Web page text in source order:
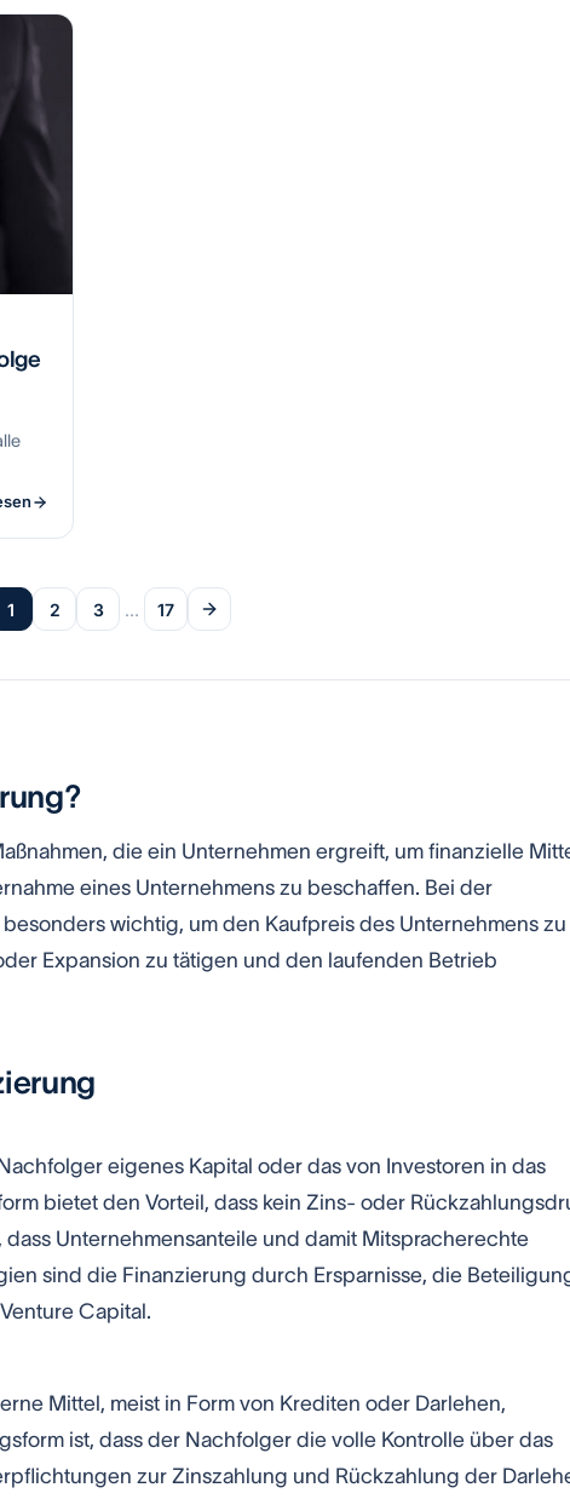
1 2 3 … 17
die ein Unternehmen ergreift, um finanzielle
eines Unternehmens zu beschaffen. Bei der
wichtig, um den Kaufpreis des Unternehmens zu
Expansion zu tätigen und den laufenden Betrieb
eigenes Kapital oder das von Investoren in das
bietet den Vorteil, dass kein Zins- oder
Unternehmensanteile und damit Mitspracherechte
sind die Finanzierung durch Ersparnisse, die
Capital.
Mittel, meist in Form von Krediten oder Darlehen,
ist, dass der Nachfolger die volle Kontrolle über das
zur Zinszahlung und Rückzahlung der